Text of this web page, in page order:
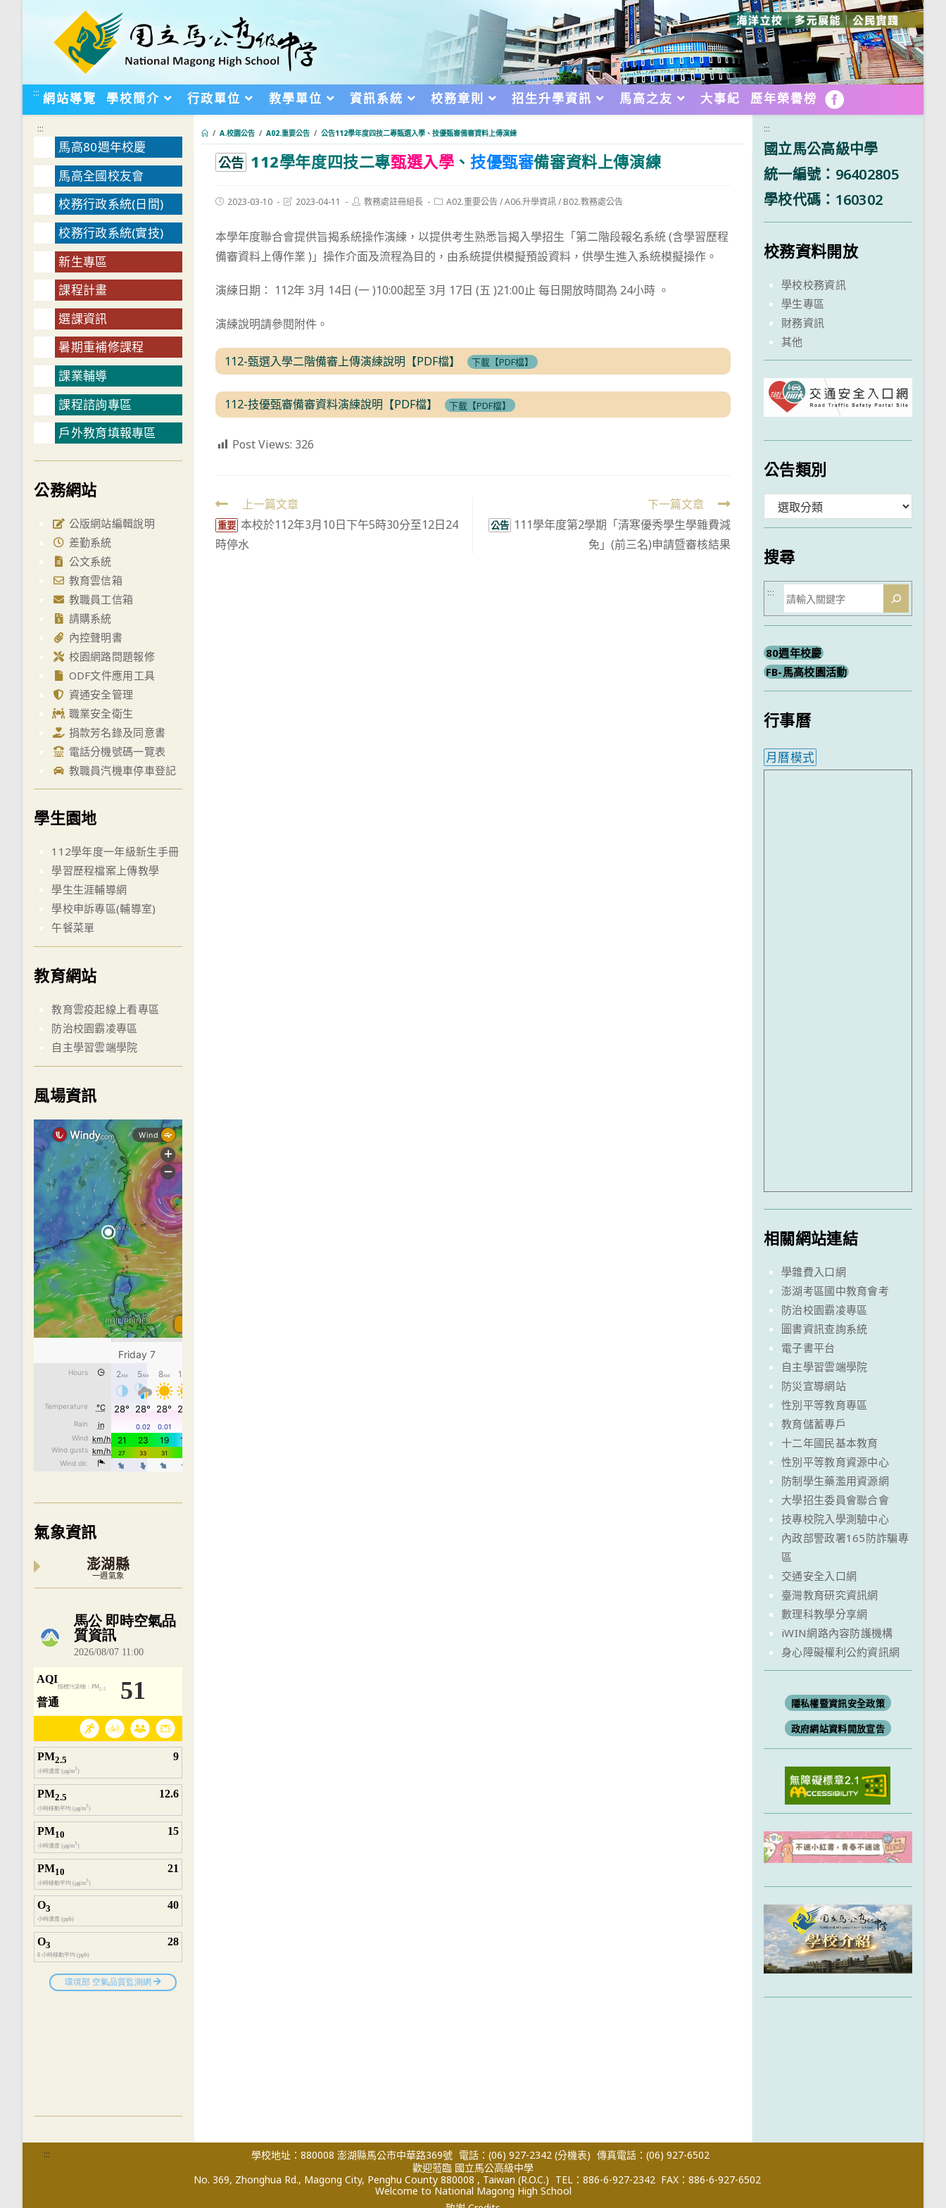
::: 網站導覽 學校簡介 行政單位 教學單位 資訊系統 校務章則 招生升學資訊 馬高之友 大事紀 歷年榮譽榜 FB
/ A.校園公告 / A02.重要公告 / 公告112學年度四技二專甄選入學、技優甄審備審資料上傳演練
公告 112學年度四技二專甄選入學 、 技優甄審備審資料上傳演練
Post2023-03-10
Post2023-04-11
Post教務處註冊組長
PostA02.重要公告/A06.升學資訊/ B02.教務處公告
本學年度聯合會提供旨揭系統操作演練，以提供考生熟悉旨揭入學招生「第二階段報名系統 (含學習歷程
備審資料上傳作業 )」操作介面及流程為目的，由系統提供模擬預設資料，供學生進入系統模擬操作。
演練日期： 112年 3月 14日 (一 )10:00起至 3月 17日 (五 )21:00止 每日開放時間為 24小時 。
演練說明請參閱附件。
112-甄選入學二階備審上傳演練說明【PDF檔】 下載【PDF檔】
112-技優甄審備審資料演練說明【PDF檔】 下載【PDF檔】
Post Views: 326
Read
more
articles
上一篇文章
重要 本校於112年3月10日下午5時30分至12日24
時停水
下一篇文章
公告 111學年度第2學期「清寒優秀學生學雜費減
免」(前三名)申請暨審核結果
:::
馬高80週年校慶
馬高全國校友會
校務行政系統(日間)
校務行政系統(實技)
新生專區
課程計畫
選課資訊
暑期重補修課程
課業輔導
課程諮詢專區
戶外教育填報專區
公務網站
公版網站編輯說明
差勤系統
公文系統
教育雲信箱
教職員工信箱
請購系統
內控聲明書
校園網路問題報修
ODF文件應用工具
資通安全管理
職業安全衛生
捐款芳名錄及同意書
電話分機號碼一覽表
教職員汽機車停車登記
學生園地
112學年度一年級新生手冊
學習歷程檔案上傳教學
學生生涯輔導網
學校申訴專區(輔導室)
午餐菜單
教育網站
教育雲疫起線上看專區
防治校園霸凌專區
自主學習雲端學院
風場資訊
氣象資訊
澎湖縣
一週氣象
內嵌空氣品質小工具為視覺預覽，完整即時空氣品質資料請開啟
:::
國立馬公高級中學
統一編號：96402805
學校代碼：160302
校務資料開放
學校校務資訊
學生專區
財務資訊
其他
公告類別
類
搜尋
搜
尋
:::
80週年校慶
FB-馬高校園活動
行事曆
月曆模式
相關網站連結
學雜費入口網
澎湖考區國中教育會考
防治校園霸凌專區
圖書資訊查詢系統
電子書平台
自主學習雲端學院
防災宣導網站
性別平等教育專區
教育儲蓄專戶
十二年國民基本教育
性別平等教育資源中心
防制學生藥濫用資源網
大學招生委員會聯合會
技專校院入學測驗中心
內政部警政署165防詐騙專
區
交通安全入口網
臺灣教育研究資訊網
數理科教學分享網
iWIN網路內容防護機構
身心障礙權利公約資訊網
隱私權暨資訊安全政策
政府網站資料開放宣告
::: 學校地址：880008 澎湖縣馬公市中華路369號 電話：(06) 927-2342 (分機表) 傳真電話：(06) 927-6502
歡迎蒞臨 國立馬公高級中學
No. 369, Zhonghua Rd., Magong City, Penghu County 880008 , Taiwan (R.O.C.) TEL：886-6-927-2342 FAX：886-6-927-6502
Welcome to National Magong High School